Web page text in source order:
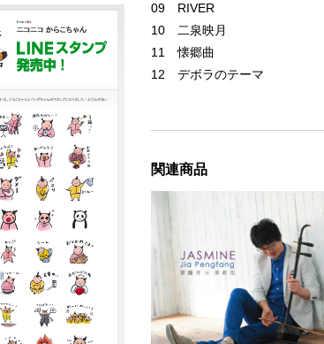
09 RIVER
10 二泉映月
11 懐郷曲
12 デボラのテーマ
関連商品